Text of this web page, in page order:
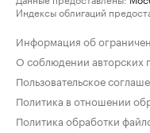
Индексы облигаций
Информация об
О соблюдении авторских
Пользовательское
Политика в отношении
Политика обработки